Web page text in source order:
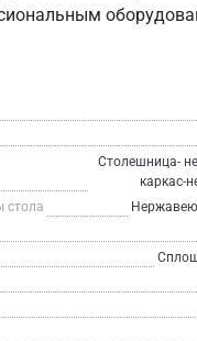
Столешница-
каркас-
стола